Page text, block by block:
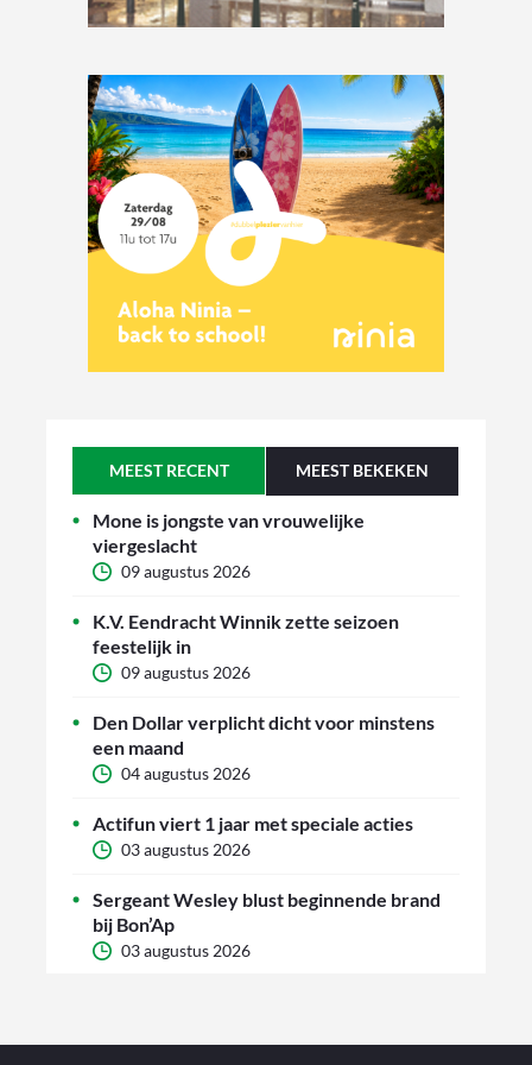
MEEST RECENT MEEST BEKEKEN
Mone is jongste van vrouwelijke
viergeslacht
09 augustus 2026
K.V. Eendracht Winnik zette seizoen
feestelijk in
09 augustus 2026
Den Dollar verplicht dicht voor minstens
een maand
04 augustus 2026
Actifun viert 1 jaar met speciale acties
03 augustus 2026
Sergeant Wesley blust beginnende brand
bij Bon’Ap
03 augustus 2026